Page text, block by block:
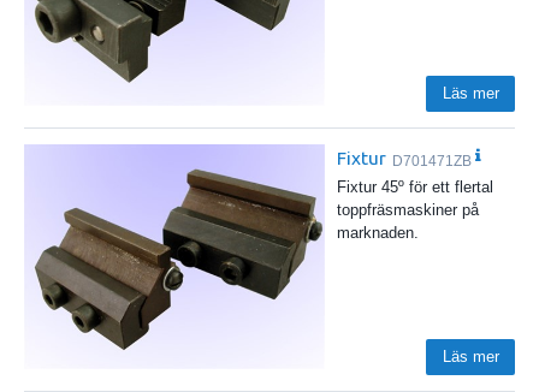
Läs mer
Fixtur D701471ZB
Fixtur 45º för ett flertal
toppfräsmaskiner på
marknaden.
Läs mer